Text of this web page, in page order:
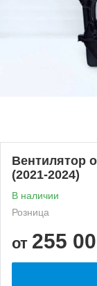
Вентилятор
(2021-2024)
В наличии
Розница
от 255